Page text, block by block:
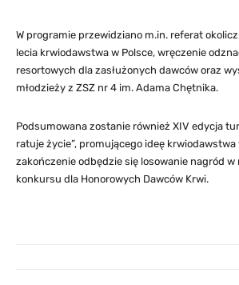
W programie przewidziano m.in. referat
lecia krwiodawstwa w Polsce, wręczenie
resortowych dla zasłużonych dawców oraz
młodzieży z ZSZ nr 4 im. Adama Chętnika.
Podsumowana zostanie również XIV edycja
ratuje życie”, promującego ideę krwiodawstwa
zakończenie odbędzie się losowanie nagród w
konkursu dla Honorowych Dawców Krwi.